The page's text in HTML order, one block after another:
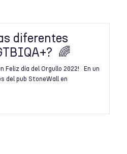
diferentes
🌈
Feliz día del Orgullo 2022! En un
del pub StoneWall en